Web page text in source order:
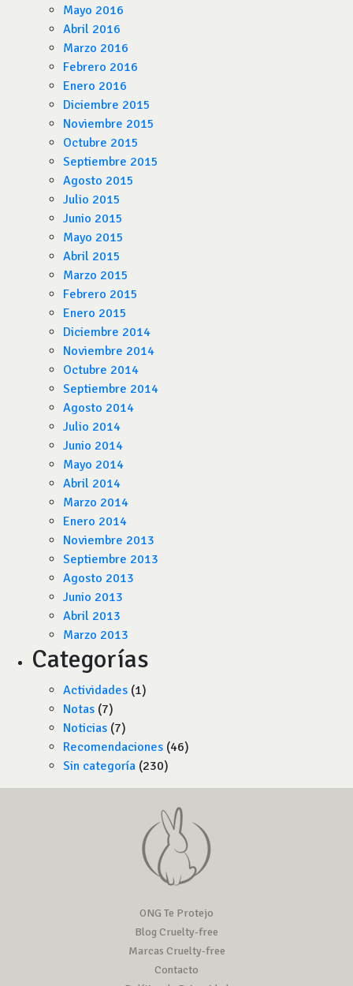
Mayo 2016
Abril 2016
Marzo 2016
Febrero 2016
Enero 2016
Diciembre 2015
Noviembre 2015
Octubre 2015
Septiembre 2015
Agosto 2015
Julio 2015
Junio 2015
Mayo 2015
Abril 2015
Marzo 2015
Febrero 2015
Enero 2015
Diciembre 2014
Noviembre 2014
Octubre 2014
Septiembre 2014
Agosto 2014
Julio 2014
Junio 2014
Mayo 2014
Abril 2014
Marzo 2014
Enero 2014
Noviembre 2013
Septiembre 2013
Agosto 2013
Junio 2013
Abril 2013
Marzo 2013
Categorías
Actividades (1)
Notas (7)
Noticias (7)
Recomendaciones (46)
Sin categoría (230)
ONG Te Protejo
Blog Cruelty-free
Marcas Cruelty-free
Contacto